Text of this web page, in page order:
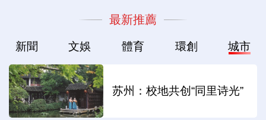
最新推薦
新聞 文娛 體育 環創 城市
苏州：校地共创“同里诗光”